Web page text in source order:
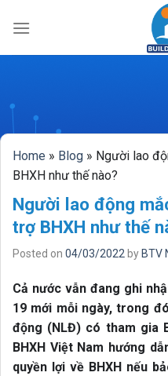
Home » Blog » Người lao
BHXH như thế nào?
Người lao động
trợ BHXH như thế
Posted on 04/03/2022 by BTV
Cả nước vẫn đang ghi
19 mới mỗi ngày, trong
động (NLĐ) có tham gia
BHXH Việt Nam hướng
quyền lợi về BHXH nếu